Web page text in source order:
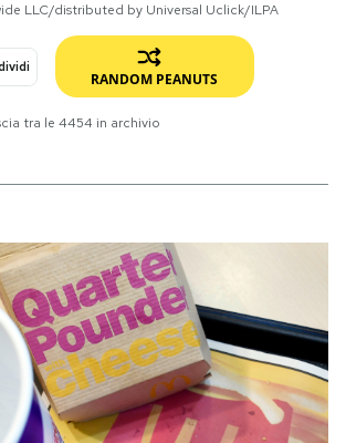
LLC/distributed by Universal Uclick/ILPA
RANDOM PEANUTS
tra le 4454 in archivio